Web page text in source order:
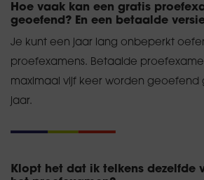
Hoe vaak kan een gratis
geoefend? En een betaalde
Je kunt een jaar lang onbeperkt
proefexamens. Betaalde
maximaal vijf keer worden geoefend
jaar.
Klopt het dat ik telkens dezelfde